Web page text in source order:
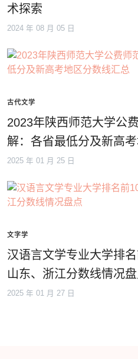
术探索
2024 年 08 月 05 日
古代文学
2023年陕西师范大学公
解：各省最低分及新高
2025 年 01 月 25 日
文字学
汉语言文学专业大学排
山东、浙江分数线情况
2025 年 01 月 27 日